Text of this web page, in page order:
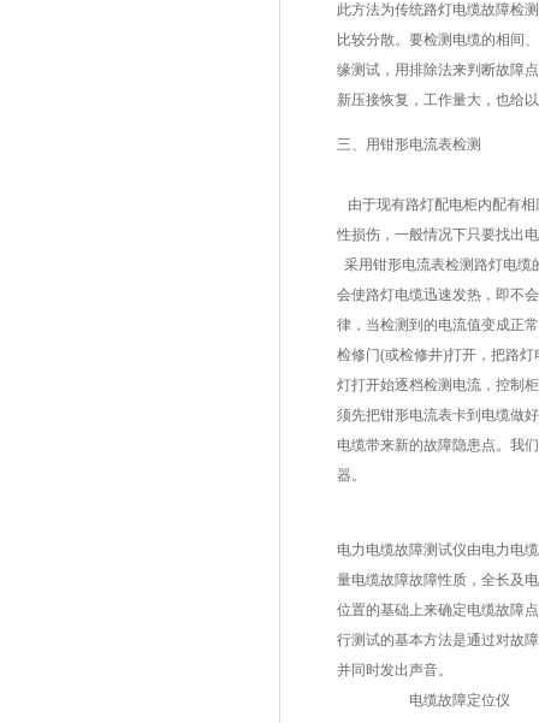
此方法为传统路灯电缆故障检
比较分散。要检测电缆的相间
缘测试，用排除法来判断故障
新压接恢复，工作量大，也给
三、用钳形电流表检测
由于现有路灯配电柜内配有
性损伤，一般情况下只要找出
采用钳形电流表检测路灯电缆
会使路灯电缆迅速发热，即不
律，当检测到的电流值变成正
检修门(或检修井)打开，把路
灯打开始逐档检测电流，控制
须先把钳形电流表卡到电缆做
电缆带来新的故障隐患点。我
器。
电力电缆故障测试仪由电力电
量电缆故障故障性质，全长及
位置的基础上来确定电缆故障
行测试的基本方法是通过对故
并同时发出声音。
电缆故障定位仪